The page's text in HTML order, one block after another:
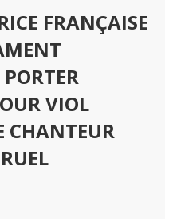
FRANÇAISE
VIOL
CHANTEUR